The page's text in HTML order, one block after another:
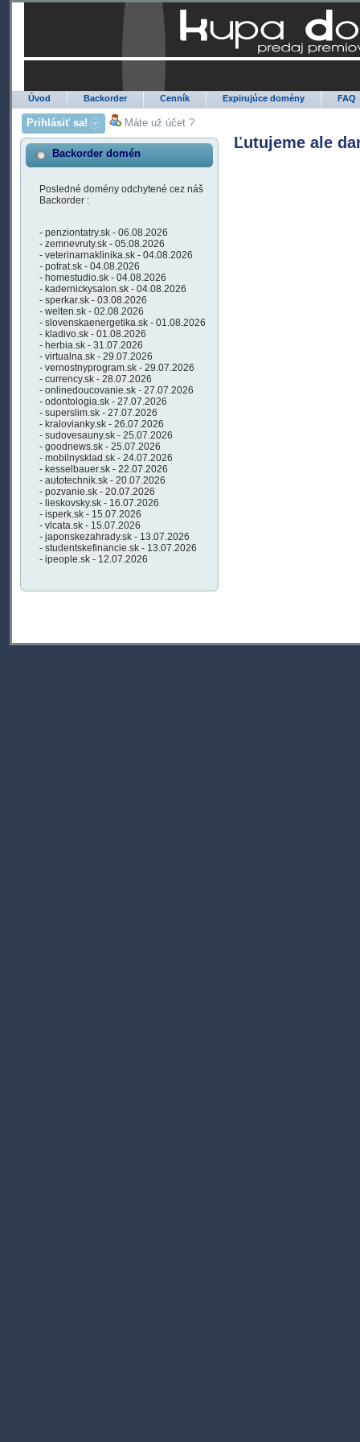
Úvod Backorder Cenník Expirujúce domény FAQ
Prihlásiť sa! Máte už účet ?
Backorder domén
Posledné domény odchytené cez náš
Backorder :
- penziontatry.sk - 06.08.2026
- zemnevruty.sk - 05.08.2026
- veterinarnaklinika.sk - 04.08.2026
- potrat.sk - 04.08.2026
- homestudio.sk - 04.08.2026
- kadernickysalon.sk - 04.08.2026
- sperkar.sk - 03.08.2026
- welten.sk - 02.08.2026
- slovenskaenergetika.sk - 01.08.2026
- kladivo.sk - 01.08.2026
- herbia.sk - 31.07.2026
- virtualna.sk - 29.07.2026
- vernostnyprogram.sk - 29.07.2026
- currency.sk - 28.07.2026
- onlinedoucovanie.sk - 27.07.2026
- odontologia.sk - 27.07.2026
- superslim.sk - 27.07.2026
- kralovianky.sk - 26.07.2026
- sudovesauny.sk - 25.07.2026
- goodnews.sk - 25.07.2026
- mobilnysklad.sk - 24.07.2026
- kesselbauer.sk - 22.07.2026
- autotechnik.sk - 20.07.2026
- pozvanie.sk - 20.07.2026
- lieskovsky.sk - 16.07.2026
- isperk.sk - 15.07.2026
- vlcata.sk - 15.07.2026
- japonskezahrady.sk - 13.07.2026
- studentskefinancie.sk - 13.07.2026
- ipeople.sk - 12.07.2026
Ľutujeme ale